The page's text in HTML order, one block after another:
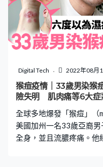
島素阻抗已證實與癌症
品會使脂肪堆積，導致
樣與癌症相關。 陳欣湄
習慣的甜度減兩成，例如
發症的風險。 本港第2號
癌是本港第2號癌症殺手
形成，有些會慢慢演變
食大量紅肉和
Digital Tech 2022年08月
猴痘疫情｜33歲男染猴
險失明 肌肉痛等6大症
全球多地爆發「猴痘」（
美國加州一名33歲亞裔
全身，並且流膿疼痛。他